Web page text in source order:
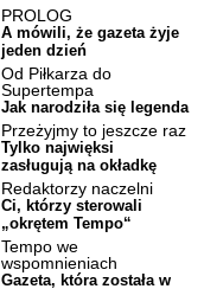
PROLOG
A mówili, że gazeta żyje
jeden dzień
Od Piłkarza do
Supertempa
Jak narodziła się legenda
Przeżyjmy to jeszcze raz
Tylko najwięksi
zasługują na okładkę
Redaktorzy naczelni
Ci, którzy sterowali
„okrętem Tempo“
Tempo we
wspomnieniach
Gazeta, która została w